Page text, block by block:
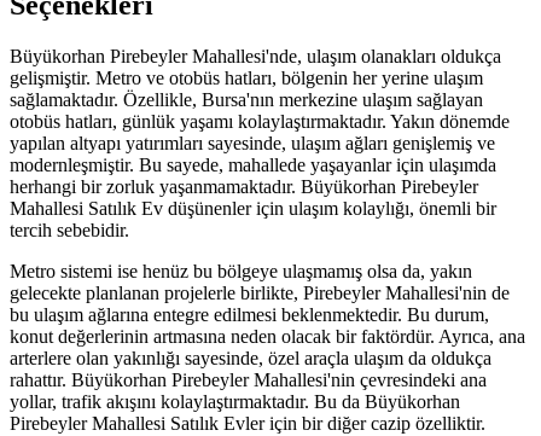
Büyükorhan Pirebeyler Mahallesi'nde, ulaşım olanakları oldukça
gelişmiştir. Metro ve otobüs hatları, bölgenin her yerine ulaşım
sağlamaktadır. Özellikle, Bursa'nın merkezine ulaşım sağlayan
otobüs hatları, günlük yaşamı kolaylaştırmaktadır. Yakın dönemde
yapılan altyapı yatırımları sayesinde, ulaşım ağları genişlemiş ve
modernleşmiştir. Bu sayede, mahallede yaşayanlar için ulaşımda
herhangi bir zorluk yaşanmamaktadır. Büyükorhan Pirebeyler
Mahallesi Satılık Ev düşünenler için ulaşım kolaylığı, önemli bir
tercih sebebidir.
Metro sistemi ise henüz bu bölgeye ulaşmamış olsa da, yakın
gelecekte planlanan projelerle birlikte, Pirebeyler Mahallesi'nin de
bu ulaşım ağlarına entegre edilmesi beklenmektedir. Bu durum,
konut değerlerinin artmasına neden olacak bir faktördür. Ayrıca, ana
arterlere olan yakınlığı sayesinde, özel araçla ulaşım da oldukça
rahattır. Büyükorhan Pirebeyler Mahallesi'nin çevresindeki ana
yollar, trafik akışını kolaylaştırmaktadır. Bu da Büyükorhan
Pirebeyler Mahallesi Satılık Evler için bir diğer cazip özelliktir.